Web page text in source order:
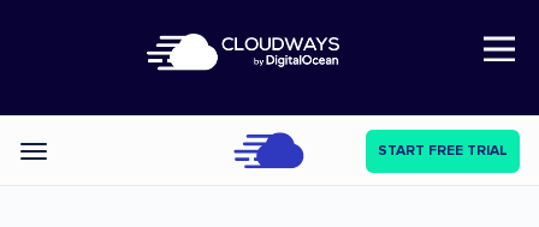
Open Nav
Categories START FREE TRIAL